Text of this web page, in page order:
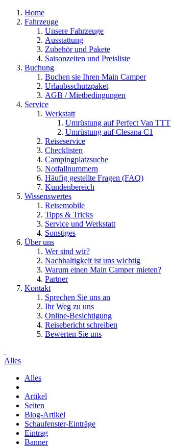
Home
Fahrzeuge
Unsere Fahrzeuge
Ausstattung
Zubehör und Pakete
Saisonzeiten und Preisliste
Buchung
Buchen sie Ihren Main Camper
Urlaubsschutzpaket
AGB / Mietbedingungen
Service
Werkstatt
Umrüstung auf Perfect Van TTT
Umrüstung auf Clesana C1
Reiseservice
Checklisten
Campingplatzsuche
Notfallnummern
Häufig gestellte Fragen (FAQ)
Kundenbereich
Wissenswertes
Reisemobile
Tipps & Tricks
Service und Werkstatt
Sonstiges
Über uns
Wer sind wir?
Nachhaltigkeit ist uns wichtig
Warum einen Main Camper mieten?
Partner
Kontakt
Sprechen Sie uns an
Ihr Weg zu uns
Online-Besichtigung
Reisebericht schreiben
Bewerten Sie uns
Alles
Alles
Artikel
Seiten
Blog-Artikel
Schaufenster-Einträge
Eintrag
Banner